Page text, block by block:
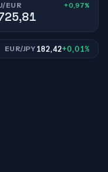
EUR +0,97%
JPY182,42+0,01%